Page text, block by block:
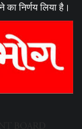
का निर्णय लिया है।